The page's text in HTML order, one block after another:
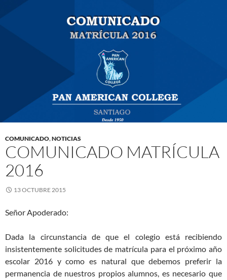
COMUNICADO,NOTICIAS
COMUNICADO MATRÍCULA
2016
13 OCTUBRE 2015
Señor Apoderado:
Dada la circunstancia de que el colegio está recibiendo
insistentemente solicitudes de matrícula para el próximo año
escolar 2016 y como es natural que debemos preferir la
permanencia de nuestros propios alumnos, es necesario que